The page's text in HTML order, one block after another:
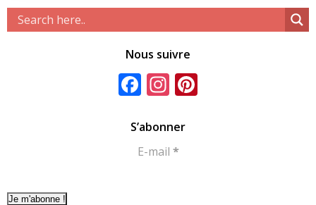
Nous suivre
Facebook
Instagram
S’abonner
E-mail *